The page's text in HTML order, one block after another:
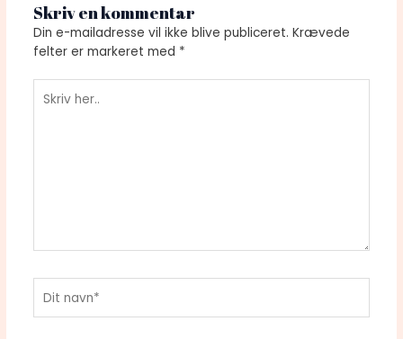
Skriv en kommentar
Din e-mailadresse vil ikke blive publiceret. Krævede
felter er markeret med *
her..
navn*